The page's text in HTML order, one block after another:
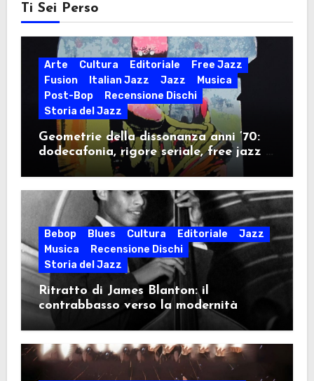
Ti Sei Perso
Arte Cultura Editoriale
Free Jazz
Fusion
Italian Jazz Jazz
Musica
Post-Bop
Recensione Dischi
Storia del Jazz
Geometrie della dissonanza anni ’70:
dodecafonia, rigore seriale, free jazz e
militanza ideologica nel decennio della
contestazione
Bebop Blues Cultura Editoriale
Jazz
Musica
Recensione Dischi
Storia del Jazz
Ritratto di James Blanton: il
contrabbasso verso la modernità